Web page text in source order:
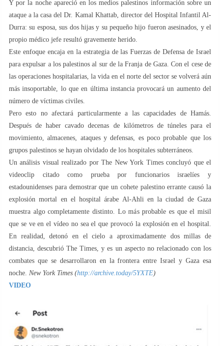
Y por la noche apareció en los medios palestinos información sobre un
ataque a la casa del Dr. Kamal Khattab, director del Hospital Infantil Al-
Durra: su esposa, sus dos hijas y su pequeño hijo fueron asesinados, y el
propio médico jefe resultó gravemente herido.
Este enfoque encaja en la estrategia de las Fuerzas de Defensa de Israel
para expulsar a los palestinos al sur de la Franja de Gaza. Con el cese de
las operaciones hospitalarias, la vida en el norte del sector se volverá aún
más insoportable, lo que en última instancia provocará un aumento del
número de víctimas civiles.
Pero esto no afectará particularmente a las capacidades de Hamás.
Después de haber cavado decenas de kilómetros de túneles para el
movimiento, almacenes, ataques y defensas, es poco probable que los
grupos palestinos se hayan olvidado de los hospitales subterráneos.
Un análisis visual realizado por The New York Times concluyó que el
videoclip citado como prueba por funcionarios israelíes y
estadounidenses para demostrar que un cohete palestino errante causó la
explosión mortal en el hospital árabe Al-Ahli en la ciudad de Gaza
muestra algo completamente distinto. Lo más probable es que el misil
que se ve en el vídeo no sea el que provocó la explosión en el hospital.
En realidad, detonó en el cielo a aproximadamente dos millas de
distancia, descubrió The Times, y es un aspecto no relacionado con los
combates que se desarrollaron en la frontera entre Israel y Gaza esa
noche. New York Times (http://archive.today/5YXTE)
VIDEO